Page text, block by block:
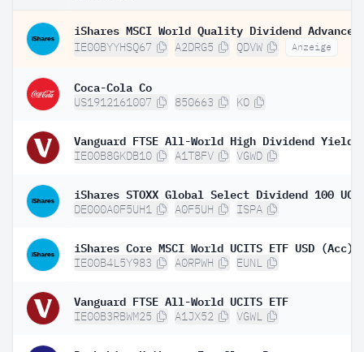
IE00BYYHSQ67 A2DRG5 QDVW Anzeige
Coca-Cola Co
US1912161007 850663 KO
IE00B8GKDB10 A1T8FV VGWD
DE000A0F5UH1 A0F5UH ISPA
iShares Core MSCI World UCITS ETF USD (Acc)
IE00B4L5Y983 A0RPWH EUNL
Vanguard FTSE All-World UCITS ETF
IE00B3RBWM25 A1JX52 VGWL